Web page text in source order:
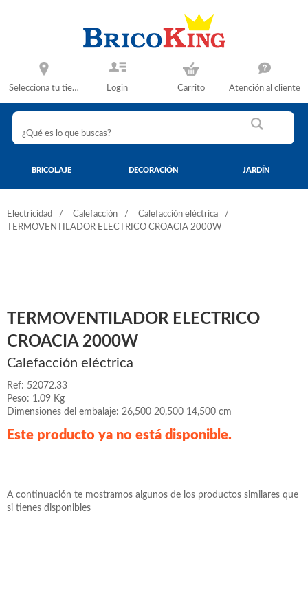
Selecciona tu tienda Login Carrito Atención al cliente
BRICOLAJE DECORACIÓN JARDÍN
Electricidad Calefacción
Calefacción eléctrica
TERMOVENTILADOR ELECTRICO CROACIA 2000W
TERMOVENTILADOR ELECTRICO
CROACIA 2000W
Calefacción eléctrica
Ref: 52072.33
Peso: 1.09 Kg
Dimensiones del embalaje: 26,500 20,500 14,500 cm
Este producto ya no está disponible.
A continuación te mostramos algunos de los productos similares que
si tienes disponibles